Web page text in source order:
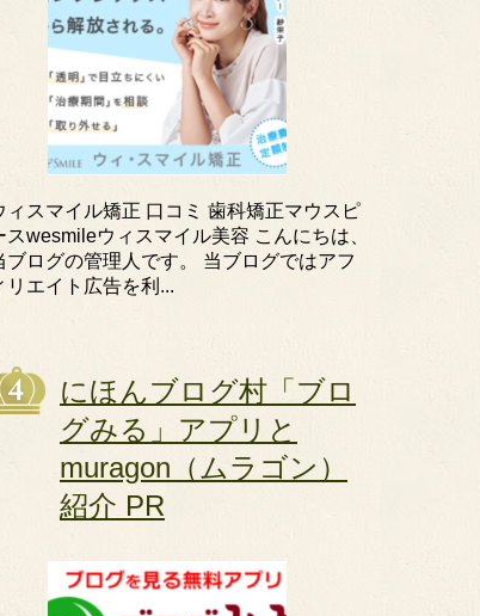
ィスマイル矯正 口コミ 歯科矯正マウスピ
スwesmileウィスマイル美容 こんにちは、
ブログの管理人です。 当ブログではアフ
リエイト広告を利...
にほんブログ村「ブロ
グみる」アプリと
muragon（ムラゴン）
紹介 PR